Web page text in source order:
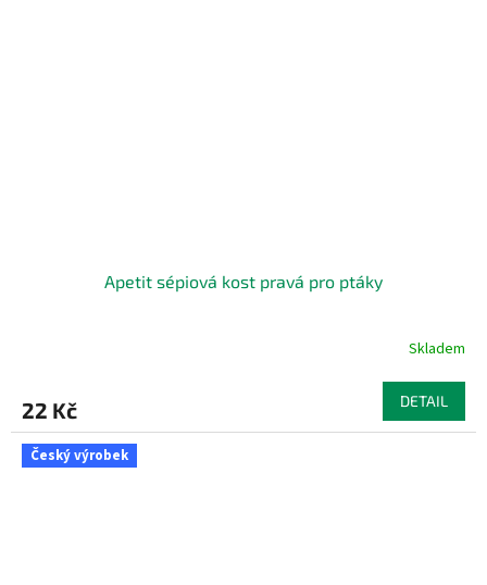
Apetit sépiová kost pravá pro ptáky
Skladem
22 Kč DETAIL
Český výrobek